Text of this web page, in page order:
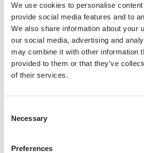
We use cookies to personalise
provide social media features and to
We also share information about your
our social media, advertising and
may combine it with other information
provided to them or that they’ve
of their services.
Selection
Necessary
Preferences
wahrzunehmen. Das Buch
und klimaneutral in
und gedruckt.